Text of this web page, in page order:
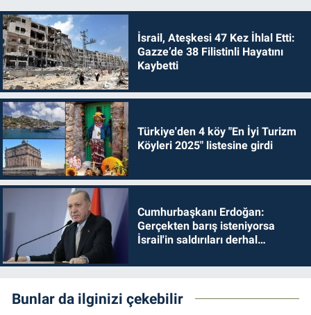
İsrail, Ateşkesi 47 Kez İhlal Etti:
Gazze’de 38 Filistinli Hayatını
Kaybetti
Türkiye'den 4 köy "En İyi Turizm
Köyleri 2025" listesine girdi
Cumhurbaşkanı Erdoğan:
Gerçekten barış isteniyorsa
İsrail'in saldırıları derhal
Bunlar da ilginizi çekebilir